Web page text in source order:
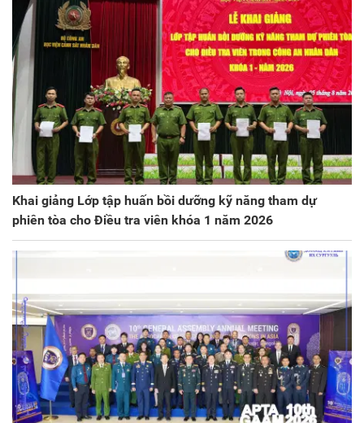
Khai giảng Lớp tập huấn bồi dưỡng kỹ năng tham dự
phiên tòa cho Điều tra viên khóa 1 năm 2026